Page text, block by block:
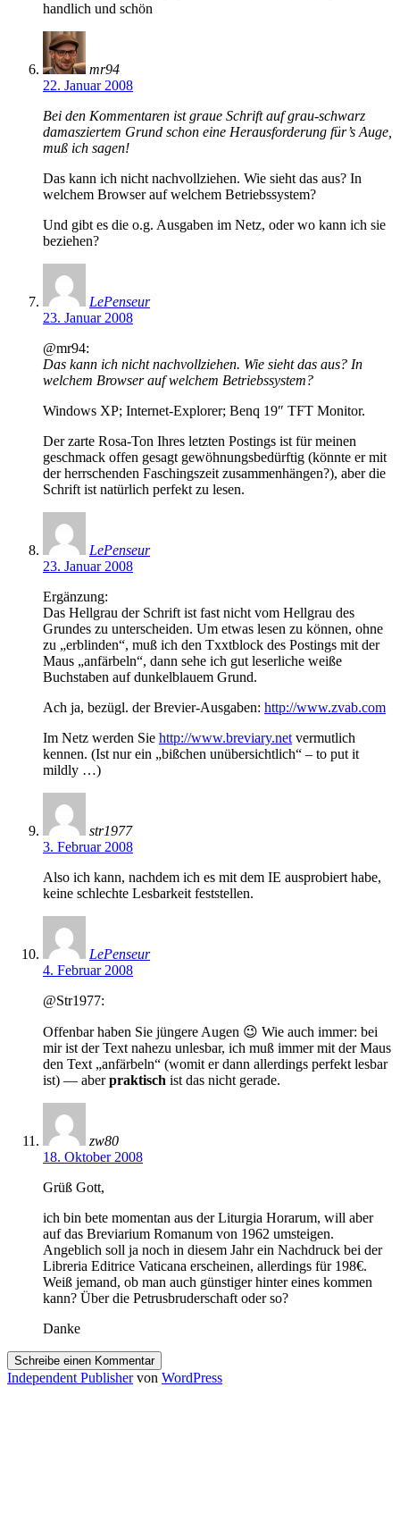
handlich und schön
mr94
22. Januar 2008
Bei den Kommentaren ist graue Schrift auf grau-schwarz
damasziertem Grund schon eine Herausforderung für’s Auge,
muß ich sagen!
Das kann ich nicht nachvollziehen. Wie sieht das aus? In
welchem Browser auf welchem Betriebssystem?
Und gibt es die o.g. Ausgaben im Netz, oder wo kann ich sie
beziehen?
LePenseur
23. Januar 2008
@mr94:
Das kann ich nicht nachvollziehen. Wie sieht das aus? In
welchem Browser auf welchem Betriebssystem?
Windows XP; Internet-Explorer; Benq 19″ TFT Monitor.
Der zarte Rosa-Ton Ihres letzten Postings ist für meinen
geschmack offen gesagt gewöhnungsbedürftig (könnte er mit
der herrschenden Faschingszeit zusammenhängen?), aber die
Schrift ist natürlich perfekt zu lesen.
LePenseur
23. Januar 2008
Ergänzung:
Das Hellgrau der Schrift ist fast nicht vom Hellgrau des
Grundes zu unterscheiden. Um etwas lesen zu können, ohne
zu „erblinden“, muß ich den Txxtblock des Postings mit der
Maus „anfärbeln“, dann sehe ich gut leserliche weiße
Buchstaben auf dunkelblauem Grund.
Ach ja, bezügl. der Brevier-Ausgaben: http://www.zvab.com
Im Netz werden Sie http://www.breviary.net vermutlich
kennen. (Ist nur ein „bißchen unübersichtlich“ – to put it
mildly …)
str1977
3. Februar 2008
Also ich kann, nachdem ich es mit dem IE ausprobiert habe,
keine schlechte Lesbarkeit feststellen.
LePenseur
4. Februar 2008
@Str1977:
Offenbar haben Sie jüngere Augen 😉 Wie auch immer: bei
mir ist der Text nahezu unlesbar, ich muß immer mit der Maus
den Text „anfärbeln“ (womit er dann allerdings perfekt lesbar
ist) — aberpraktisch ist das nicht gerade.
zw80
18. Oktober 2008
Grüß Gott,
ich bin bete momentan aus der Liturgia Horarum, will aber
auf das Breviarium Romanum von 1962 umsteigen.
Angeblich soll ja noch in diesem Jahr ein Nachdruck bei der
Libreria Editrice Vaticana erscheinen, allerdings für 198€.
Weiß jemand, ob man auch günstiger hinter eines kommen
kann? Über die Petrusbruderschaft oder so?
Danke
Schreibe einen Kommentar
Independent Publishervon WordPress